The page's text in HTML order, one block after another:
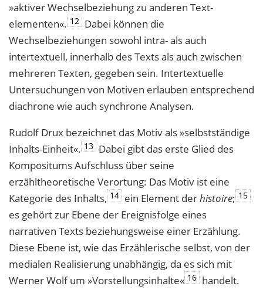
»aktiver Wechselbeziehung zu anderen Text­
elementen«. 12 Dabei können die
Wechselbeziehungen sowohl intra- als auch
intertextuell, innerhalb des Texts als auch zwischen
mehreren Texten, gegeben sein. Intertextuelle
Untersuchungen von Motiven erlauben entsprechend
diachrone wie auch synchrone Analysen.
Rudolf Drux bezeichnet das Motiv als »selbstständige
Inhalts-Einheit«. 13 Dabei gibt das erste Glied des
Kompositums Aufschluss über seine
erzähltheoretische Verortung: Das Motiv ist eine
Kategorie des Inhalts, 14 ein Element derhistoire; 15
es gehört zur Ebene der Ereignisfolge eines
narrativen Texts beziehungsweise einer Erzählung.
Diese Ebene ist, wie das Erzählerische selbst, von der
medialen Realisierung unabhängig, da es sich mit
Werner Wolf um »Vorstellungsinhalte« 16 handelt.